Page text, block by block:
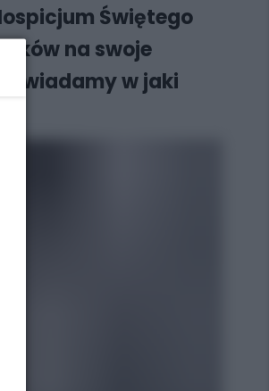
Świętego
na swoje
w jaki